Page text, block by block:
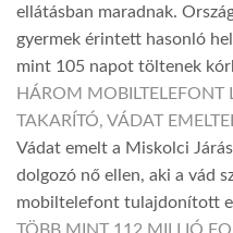
ellátásban maradnak.
gyermek érintett hasonló
mint 105 napot töltenek
HÁROM MOBILTELEFONT
TAKARÍTÓ, VÁDAT
Vádat emelt a Miskolci
dolgozó nő ellen, aki a vád
mobiltelefont tulajdonított